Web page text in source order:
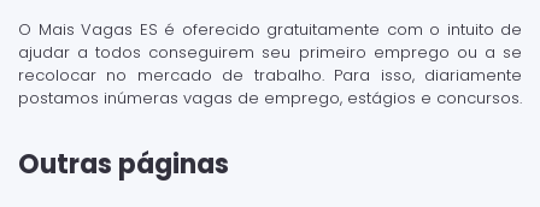
O Mais Vagas ES é oferecido gratuitamente com o intuito de
ajudar a todos conseguirem seu primeiro emprego ou a se
recolocar no mercado de trabalho. Para isso, diariamente
postamos inúmeras vagas de emprego, estágios e concursos.
Outras páginas